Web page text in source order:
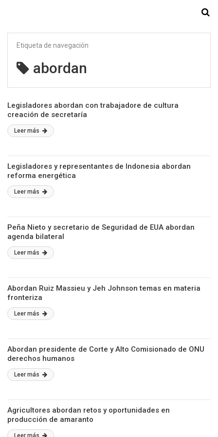
Etiqueta de navegación
abordan
Legisladores abordan con trabajadore de cultura
creación de secretaría
Leer más
Legisladores y representantes de Indonesia abordan
reforma energética
Leer más
Peña Nieto y secretario de Seguridad de EUA abordan
agenda bilateral
Leer más
Abordan Ruiz Massieu y Jeh Johnson temas en materia
fronteriza
Leer más
Abordan presidente de Corte y Alto Comisionado de ONU
derechos humanos
Leer más
Agricultores abordan retos y oportunidades en
producción de amaranto
Leer más